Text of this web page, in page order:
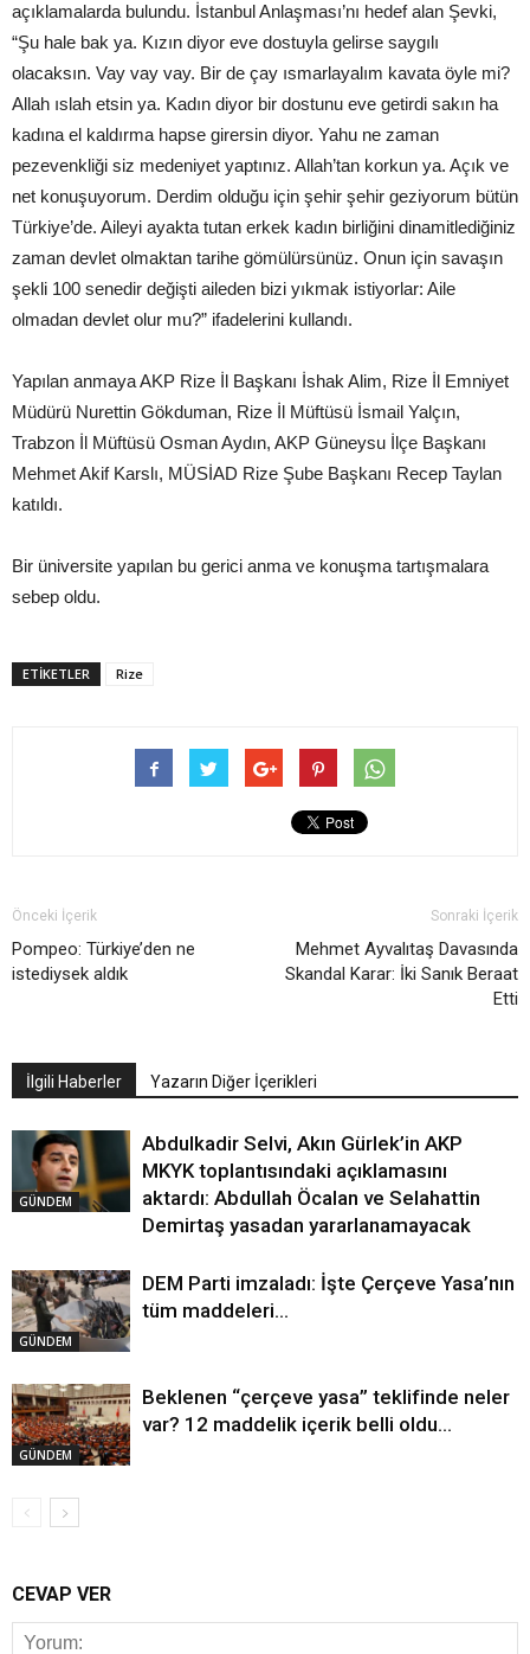
açıklamalarda bulundu. İstanbul Anlaşması’nı hedef alan Şevki,
“Şu hale bak ya. Kızın diyor eve dostuyla gelirse saygılı
olacaksın. Vay vay vay. Bir de çay ısmarlayalım kavata öyle mi?
Allah ıslah etsin ya. Kadın diyor bir dostunu eve getirdi sakın ha
kadına el kaldırma hapse girersin diyor. Yahu ne zaman
pezevenkliği siz medeniyet yaptınız. Allah’tan korkun ya. Açık ve
net konuşuyorum. Derdim olduğu için şehir şehir geziyorum bütün
Türkiye’de. Aileyi ayakta tutan erkek kadın birliğini dinamitlediğiniz
zaman devlet olmaktan tarihe gömülürsünüz. Onun için savaşın
şekli 100 senedir değişti aileden bizi yıkmak istiyorlar: Aile
olmadan devlet olur mu?” ifadelerini kullandı.
Yapılan anmaya AKP Rize İl Başkanı İshak Alim, Rize İl Emniyet
Müdürü Nurettin Gökduman, Rize İl Müftüsü İsmail Yalçın,
Trabzon İl Müftüsü Osman Aydın, AKP Güneysu İlçe Başkanı
Mehmet Akif Karslı, MÜSİAD Rize Şube Başkanı Recep Taylan
katıldı.
Bir üniversite yapılan bu gerici anma ve konuşma tartışmalara
sebep oldu.
ETIKETLER Rize
Önceki İçerik
Pompeo: Türkiye’den ne
istediysek aldık
Sonraki İçerik
Mehmet Ayvalıtaş Davasında
Skandal Karar: İki Sanık Beraat
Etti
İlgili Haberler Yazarın Diğer İçerikleri
GÜNDEM
Abdulkadir Selvi, Akın Gürlek’in AKP
MKYK toplantısındaki açıklamasını
aktardı: Abdullah Öcalan ve Selahattin
Demirtaş yasadan yararlanamayacak
GÜNDEM
DEM Parti imzaladı: İşte Çerçeve Yasa’nın
tüm maddeleri…
GÜNDEM
Beklenen “çerçeve yasa” teklifinde neler
var? 12 maddelik içerik belli oldu…
CEVAP VER